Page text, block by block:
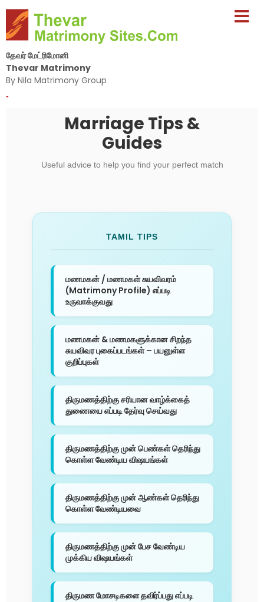
தேவர் மேட்ரிமோனி
Thevar Matrimony
By Nila Matrimony Group
-
Marriage Tips &
Guides
Useful advice to help you find your perfect match
TAMIL TIPS
மணமகன் / மணமகள் சுயவிவரம்
(Matrimony Profile) எப்படி
உருவாக்குவது
மணமகன் & மணமகளுக்கான சிறந்த
சுயவிவர புகைப்படங்கள் – பயனுள்ள
குறிப்புகள்
திருமணத்திற்கு சரியான வாழ்க்கைத்
துணையை எப்படி தேர்வு செய்வது
திருமணத்திற்கு முன் பெண்கள் தெரிந்து
கொள்ள வேண்டிய விஷயங்கள்
திருமணத்திற்கு முன் ஆண்கள் தெரிந்து
கொள்ள வேண்டியவை
திருமணத்திற்கு முன் பேச வேண்டிய
முக்கிய விஷயங்கள்
திருமண மோசடிகளை தவிர்ப்பது எப்படி